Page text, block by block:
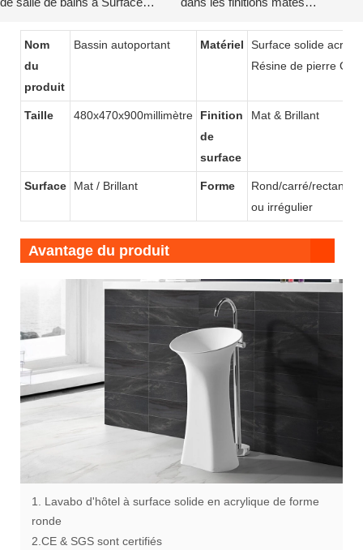
Nom
du
produit
Bassin autoportant Matériel
Surface solide
Résine de pierre
Taille 480x470x900millimètre
Finition
de
surface
Mat & Brillant
Surface Mat / Brillant Forme
Rond/carré/
ou irrégulier
Avantage du produit
1. Lavabo d'hôtel à surface solide en acrylique de forme
ronde
2.CE & SGS sont certifiés